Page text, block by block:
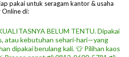
pakai untuk seragam kantor & usaha
di: